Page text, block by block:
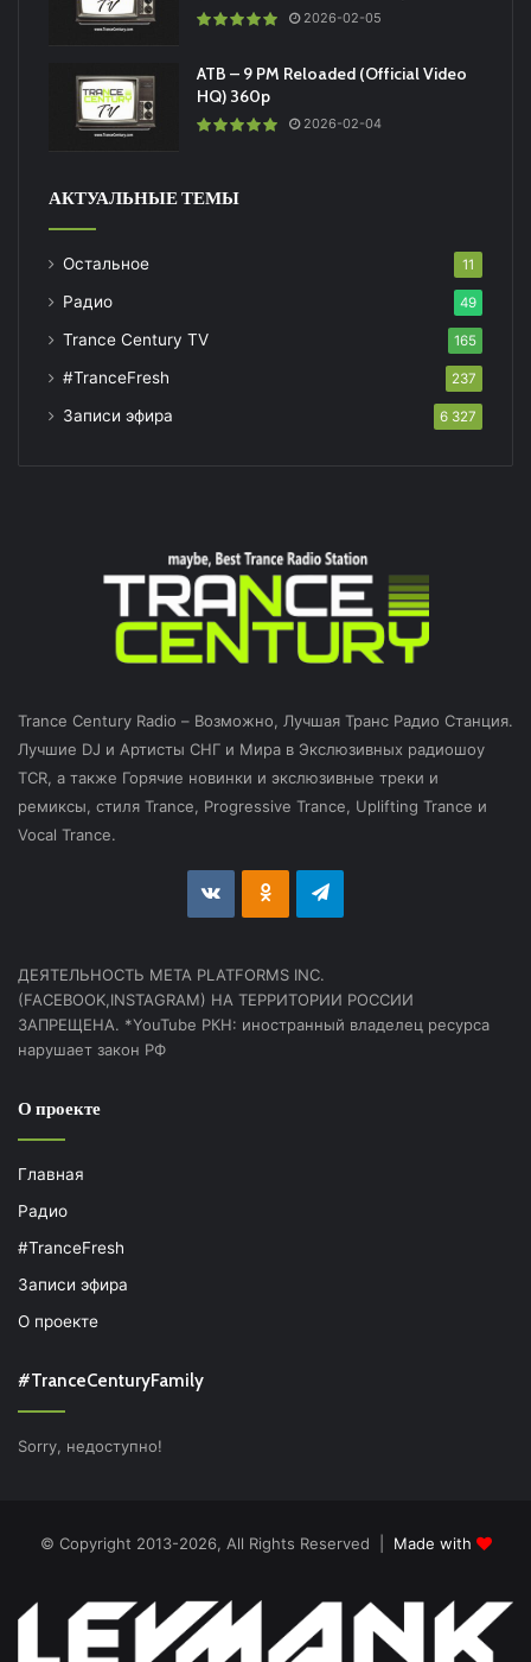
2026-02-05
ATB – 9 PM Reloaded (Official Video
HQ) 360p
2026-02-04
АКТУАЛЬНЫЕ ТЕМЫ
Остальное 11
Радио 49
Trance Century TV 165
#TranceFresh 237
Записи эфира 6 327
Trance Century Radio – Возможно, Лучшая Транс Радио Станция.
Лучшие DJ и Артисты СНГ и Мира в Экслюзивных радиошоу
TCR, а также Горячие новинки и экслюзивные треки и
ремиксы, стиля Trance, Progressive Trance, Uplifting Trance и
Vocal Trance.
vk.com Odnoklassniki
Telegram
ДЕЯТЕЛЬНОСТЬ МЕТА PLATFORMS INC.
(FACEBOOK,INSTAGRAM) НА ТЕРРИТОРИИ РОССИИ
ЗАПРЕЩЕНА. *YouTube РКН: иностранный владелец ресурса
нарушает закон РФ
О проекте
Главная
Радио
#TranceFresh
Записи эфира
О проекте
#TranceCenturyFamily
Sorry, недоступно!
© Copyright 2013-2026, All Rights Reserved | Made with